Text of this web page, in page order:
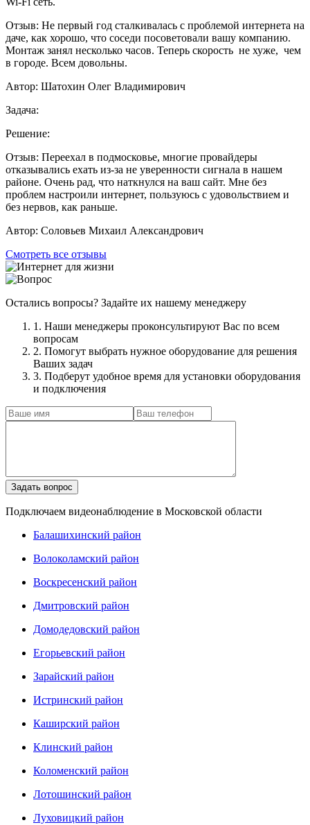
Отзыв: Не первый год сталкивалась с проблемой интернета на
даче, как хорошо, что соседи посоветовали вашу компанию.
Монтаж занял несколько часов. Теперь скорость не хуже, чем
в городе. Всем довольны.
Автор: Шатохин Олег Владимирович
Задача:
Решение:
Отзыв: Переехал в подмосковье, многие провайдеры
отказывались ехать из-за не уверенности сигнала в нашем
районе. Очень рад, что наткнулся на ваш сайт. Мне без
проблем настроили интернет, пользуюсь с удовольствием и
без нервов, как раньше.
Автор: Соловьев Михаил Александрович
Смотреть все отзывы
Остались вопросы? Задайте их нашему менеджеру
1. Наши менеджеры проконсультируют Вас по всем
вопросам
2. Помогут выбрать нужное оборудование для решения
Ваших задач
3. Подберут удобное время для установки оборудования
и подключения
Подключаем видеонаблюдение в Московской области
Балашихинский район
Волоколамский район
Воскресенский район
Дмитровский район
Домодедовский район
Егорьевский район
Зарайский район
Истринский район
Каширский район
Клинский район
Коломенский район
Лотошинский район
Луховицкий район